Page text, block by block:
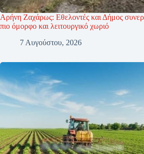
Αρήνη Ζαχάρως: Εθελοντές και Δήμος
πιο όμορφο και λειτουργικό χωριό
7 Αυγούστου, 2026